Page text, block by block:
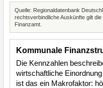
Quelle: Regionaldatenbank
rechtsverbindliche Auskünfte gilt
Finanzamt.
Kommunale
Die Kennzahlen
wirtschaftliche
ist das ein Makrofaktor: